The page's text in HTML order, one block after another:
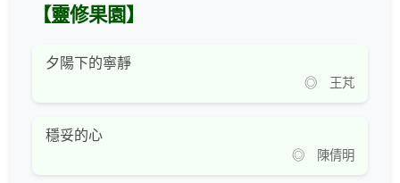
【靈修果園】
夕陽下的寧靜
◎ 王芃
穩妥的心
◎ 陳倩明